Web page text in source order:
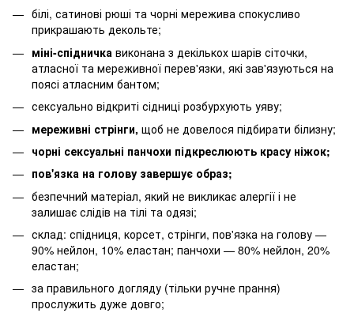
білі, сатинові рюші та чорні мережива спокусливо
прикрашають декольте;
міні-спідничка виконана з декількох шарів сіточки,
атласної та мереживної перев'язки, які зав'язуються на
поясі атласним бантом;
сексуально відкриті сідниці розбурхують уяву;
мереживні стрінги, щоб не довелося підбирати білизну;
чорні сексуальні панчохи підкреслюють красу ніжок;
пов'язка на голову завершує образ;
безпечний матеріал, який не викликає алергії і не
залишає слідів на тілі та одязі;
склад: спідниця, корсет, стрінги, пов'язка на голову —
90% нейлон, 10% еластан; панчохи — 80% нейлон, 20%
еластан;
за правильного догляду (тільки ручне прання)
прослужить дуже довго;